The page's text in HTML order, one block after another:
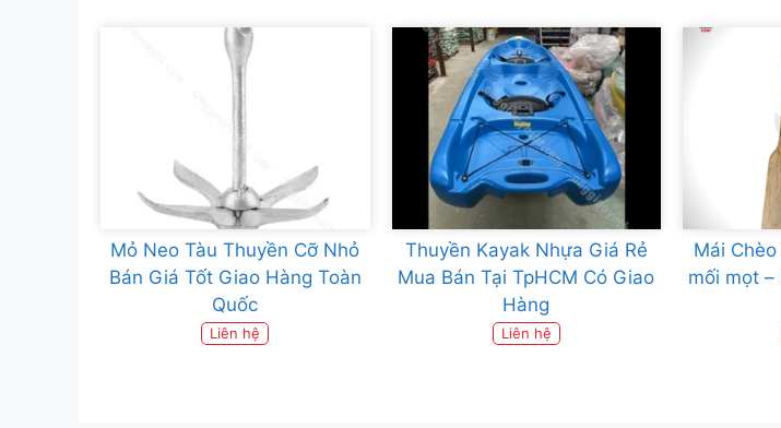
Mỏ Neo Tàu Thuyền Cỡ Nhỏ
Bán Giá Tốt Giao Hàng Toàn
Quốc
Liên hệ
Thuyền Kayak Nhựa Giá Rẻ
Mua Bán Tại TpHCM Có Giao
Hàng
Liên hệ
Mái
mối mọt –